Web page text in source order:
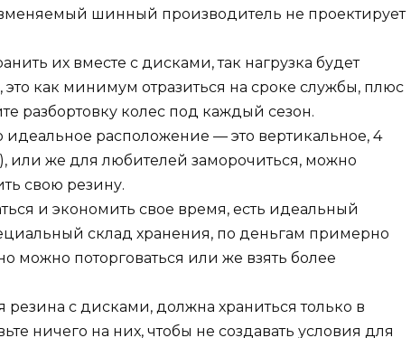
шинный производитель не проектирует
их вместе с дисками, так нагрузка будет
это как минимум отразиться на сроке службы, плюс
разбортовку колес под каждый сезон.
идеальное расположение — это вертикальное, 4
или же для любителей заморочиться, можно
свою резину.
и экономить свое время, есть идеальный
склад хранения, по деньгам примерно
можно поторговаться или же взять более
с дисками, должна храниться только в
ничего на них, чтобы не создавать условия для